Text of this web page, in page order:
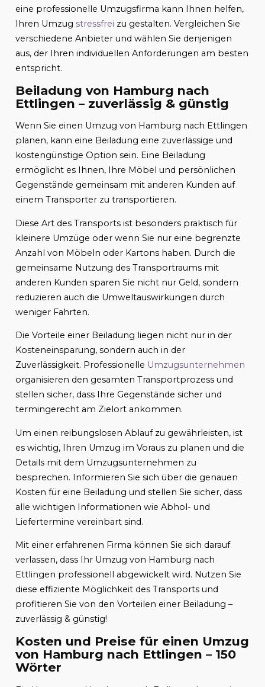
eine professionelle Umzugsfirma kann Ihnen helfen,
Ihren Umzug stressfrei zu gestalten. Vergleichen Sie
verschiedene Anbieter und wählen Sie denjenigen
aus, der Ihren individuellen Anforderungen am besten
entspricht.
Beiladung von Hamburg nach
Ettlingen – zuverlässig & günstig
Wenn Sie einen Umzug von Hamburg nach Ettlingen
planen, kann eine Beiladung eine zuverlässige und
kostengünstige Option sein. Eine Beiladung
ermöglicht es Ihnen, Ihre Möbel und persönlichen
Gegenstände gemeinsam mit anderen Kunden auf
einem Transporter zu transportieren.
Diese Art des Transports ist besonders praktisch für
kleinere Umzüge oder wenn Sie nur eine begrenzte
Anzahl von Möbeln oder Kartons haben. Durch die
gemeinsame Nutzung des Transportraums mit
anderen Kunden sparen Sie nicht nur Geld, sondern
reduzieren auch die Umweltauswirkungen durch
weniger Fahrten.
Die Vorteile einer Beiladung liegen nicht nur in der
Kosteneinsparung, sondern auch in der
Zuverlässigkeit. Professionelle Umzugsunternehmen
organisieren den gesamten Transportprozess und
stellen sicher, dass Ihre Gegenstände sicher und
termingerecht am Zielort ankommen.
Um einen reibungslosen Ablauf zu gewährleisten, ist
es wichtig, Ihren Umzug im Voraus zu planen und die
Details mit dem Umzugsunternehmen zu
besprechen. Informieren Sie sich über die genauen
Kosten für eine Beiladung und stellen Sie sicher, dass
alle wichtigen Informationen wie Abhol- und
Liefertermine vereinbart sind.
Mit einer erfahrenen Firma können Sie sich darauf
verlassen, dass Ihr Umzug von Hamburg nach
Ettlingen professionell abgewickelt wird. Nutzen Sie
diese effiziente Möglichkeit des Transports und
profitieren Sie von den Vorteilen einer Beiladung –
zuverlässig & günstig!
Kosten und Preise für einen Umzug
von Hamburg nach Ettlingen – 150
Wörter